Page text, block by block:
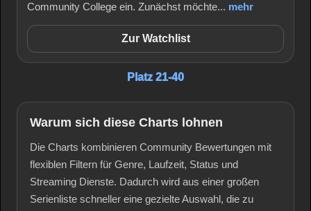
Community College ein. Zunächst möchte... mehr
Zur Watchlist
Platz 21-40
Warum sich diese Charts lohnen
Die Charts kombinieren Community Bewertungen mit
flexiblen Filtern für Genre, Laufzeit, Status und
Streaming Dienste. Dadurch wird aus einer großen
Serienliste schneller eine gezielte Auswahl, die zu